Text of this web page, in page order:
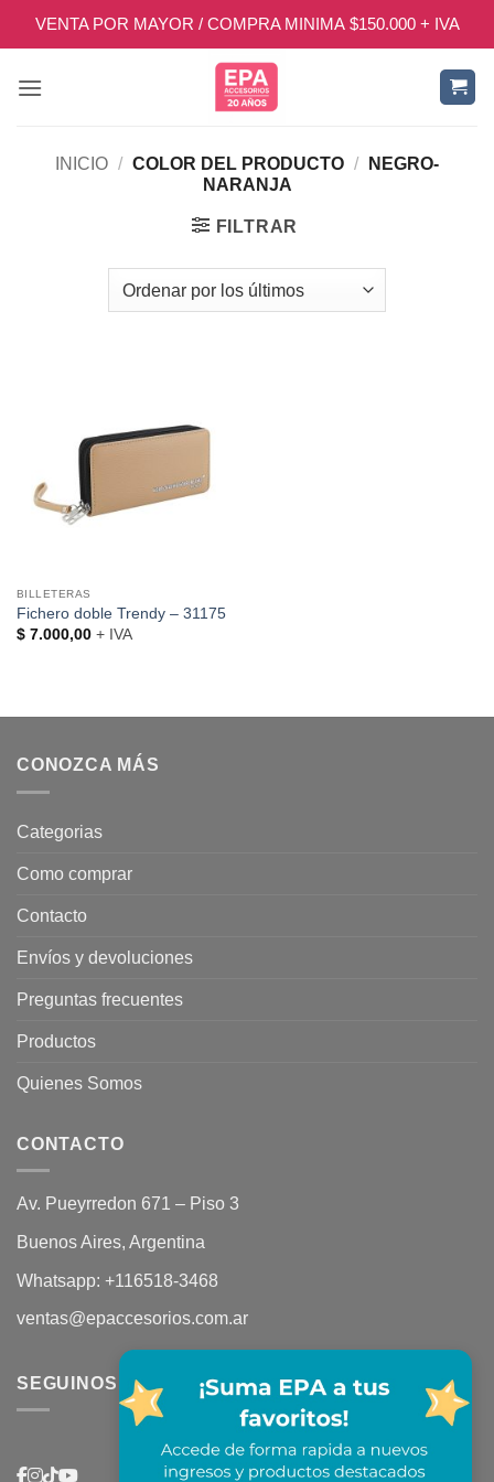
VENTA POR MAYOR / COMPRA MINIMA $150.000 + IVA
INICIO / COLOR DEL PRODUCTO /
NEGRO-
NARANJA
FILTRAR
BILLETERAS
Fichero doble Trendy – 31175
$7.000,00+ IVA
CONOZCA MÁS
Categorias
Como comprar
Contacto
Envíos y devoluciones
Preguntas frecuentes
Productos
Quienes Somos
CONTACTO
Av. Pueyrredon 671 – Piso 3
Buenos Aires, Argentina
Whatsapp: +116518-3468
ventas@epaccesorios.com.ar
SEGUINOS EN REDES